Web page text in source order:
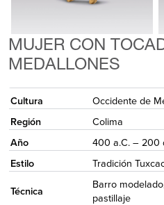
MUJER CON
MEDALLONES
Cultura
Occidente de
Región
Colima
Año
400 a.C. – 200
Estilo
Tradición
Técnica
Barro
pastillaje